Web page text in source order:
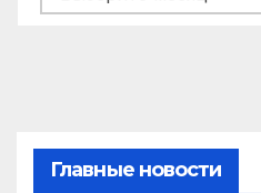
Главные новости